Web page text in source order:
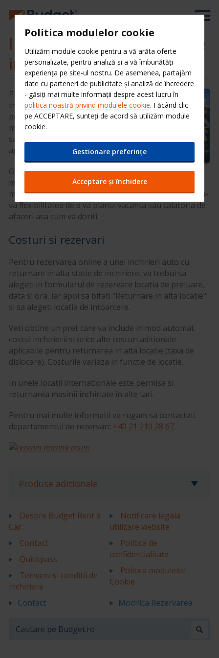
Inchirieri auto cu returnare
in alta locatie
Planuiti sa faceti un
traseu de neuitat? Sau
poate doriti sa preluati
masina de la aeroport si
sa o lasati cat mai
aproape de hotel?
Oricare ar fi motivul, in
multe locatii Budget aveti posibilitatea sa inchiriati
masina dintr-o statie si sa o returnati in alta, oferindu-
va flexibilitatea de a va planui vacanta sau calatoria de
afaceri asa cum va doriti.
Costuri si rezervari
Pentru rezervarea online a unei inchirieri auto cu
returnare in alta statie de inchiriere, va trebui sa
alegeti in formularul de rezervare locatia de preluare,
data si ora, iar apoi sa bifati "Returnare in alta locatie"
si sa alegeti locatia de intoarcere.
Veti obtine un pret care va include in mod automat
costul inchirierii si orice alte costuri aditionale
aplicabile pentru returnarea in alta locatie (taxa de
dislocare). Costurile variaza in functie de locatie.
In unele locatii internationale este permisa si
returnarea masinii inchiriate in alte tari.
Pentru mai multe informatii va rugam sa contactati
departamentul de rezervari: +40 21 210 28 67.
Produse aditionale
Despre Budget Rent a
Car
Contact
Quickpass
Termeni si conditii de
inchiriere
Notificare legala
utilizare website
Politica de
confidentialitate
Politica modulelor
Cookie
Contact
Modifica Rezervarea
Politica modulelor cookie
Utilizăm module cookie pentru a vă arăta oferte
personalizate, pentru analiză și a vă îmbunătăți
experiența pe site-ul nostru. De asemenea, partajăm
date cu parteneri de publicitate și analiză de încredere
- găsiți mai multe informații despre acest lucru în
politica noastră privind modulele cookie. Făcând clic
pe ACCEPTARE, sunteți de acord să utilizăm module
cookie.
Gestionare preferințe
Acceptare și închidere